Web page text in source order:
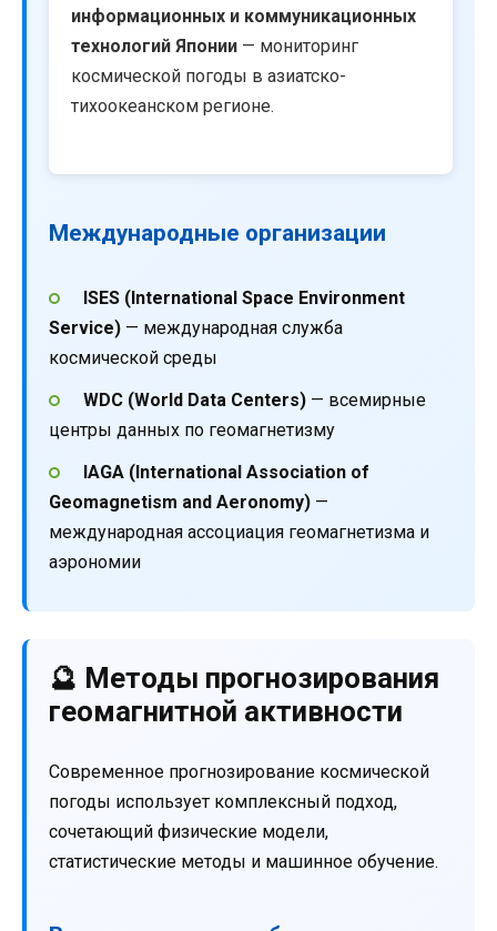
информационных и коммуникационных
технологий Японии — мониторинг
космической погоды в азиатско-
тихоокеанском регионе.
Международные организации
ISES (International Space Environment
Service) — международная служба
космической среды
WDC (World Data Centers)— всемирные
центры данных по геомагнетизму
IAGA (International Association of
Geomagnetism and Aeronomy) —
международная ассоциация геомагнетизма и
аэрономии
🔮 Методы прогнозирования
геомагнитной активности
Современное прогнозирование космической
погоды использует комплексный подход,
сочетающий физические модели,
статистические методы и машинное обучение.